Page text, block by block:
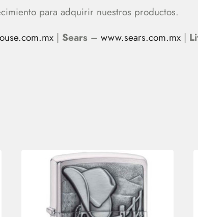
para adquirir nuestros productos.
| Sears – www.sears.com.mx |